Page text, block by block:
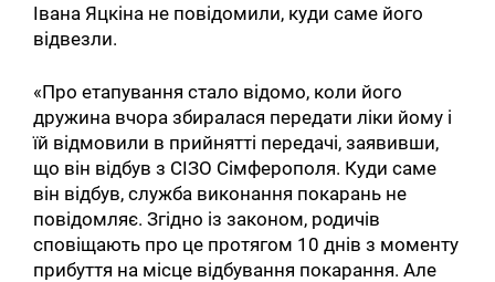
Івана Яцкіна не повідомили, куди саме його
відвезли.
«Про етапування стало відомо, коли його
дружина вчора збиралася передати ліки йому і
їй відмовили в прийнятті передачі, заявивши,
що він відбув з СІЗО Сімферополя. Куди саме
він відбув, служба виконання покарань не
повідомляє. Згідно із законом, родичів
сповіщають про це протягом 10 днів з моменту
прибуття на місце відбування покарання. Але